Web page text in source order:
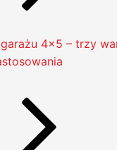
4×5 – trzy